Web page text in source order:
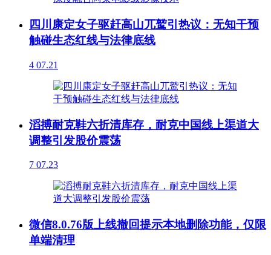
四川康定女子驱赶高山兀鹫引热议：无知干预
触碰生态红线与法律底线
4 07.21
滔搏耐克鞋六折清库存，耐克中国线上渠道大
调整引发股价震荡
7 07.23
微信8.0.76版上线撤回提示本地删除功能，仅限
单端清理